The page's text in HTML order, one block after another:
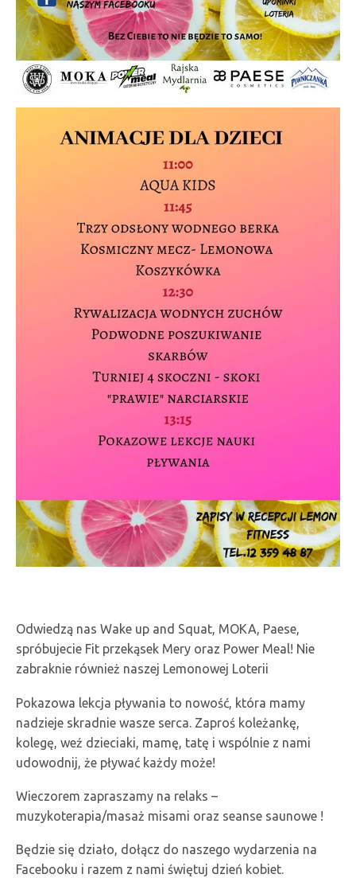
Odwiedzą nas Wake up and Squat, MOKA, Paese,
spróbujecie Fit przekąsek Mery oraz Power Meal! Nie
zabraknie również naszej Lemonowej Loterii
Pokazowa lekcja pływania to nowość, która mamy
nadzieje skradnie wasze serca. Zaproś koleżankę,
kolegę, weź dzieciaki, mamę, tatę i wspólnie z nami
udowodnij, że pływać każdy może!
Wieczorem zapraszamy na relaks –
muzykoterapia/masaż misami oraz seanse saunowe !
Będzie się działo, dołącz do naszego wydarzenia na
Facebooku i razem z nami świętuj dzień kobiet.